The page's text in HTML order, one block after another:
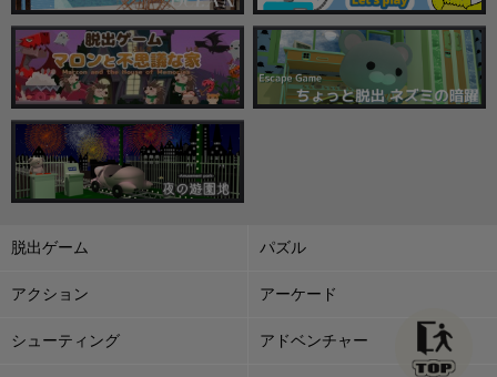
脱出ゲーム パズル
アクション アーケード
シューティング アドベンチャー